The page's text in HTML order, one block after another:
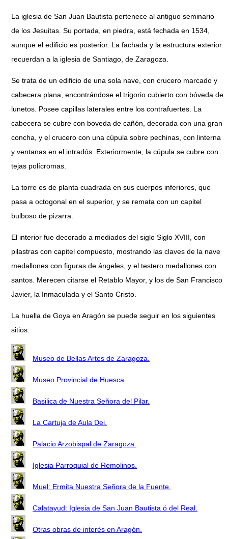
La iglesia de San Juan Bautista pertenece al antiguo seminario
de los Jesuitas. Su portada, en piedra, está fechada en 1534,
aunque el edificio es posterior. La fachada y la estructura exterior
recuerdan a la iglesia de Santiago, de Zaragoza.
Se trata de un edificio de una sola nave, con crucero marcado y
cabecera plana, encontrándose el trigorio cubierto con bóveda de
lunetos. Posee capillas laterales entre los contrafuertes. La
cabecera se cubre con boveda de cañón, decorada con una gran
concha, y el crucero con una cúpula sobre pechinas, con linterna
y ventanas en el intradós. Exteriormente, la cúpula se cubre con
tejas polícromas.
La torre es de planta cuadrada en sus cuerpos inferiores, que
pasa a octogonal en el superior, y se remata con un capitel
bulboso de pizarra.
El interior fue decorado a mediados del siglo Siglo XVIII, con
pilastras con capitel compuesto, mostrando las claves de la nave
medallones con figuras de ángeles, y el testero medallones con
santos. Merecen citarse el Retablo Mayor, y los de San Francisco
Javier, la Inmaculada y el Santo Cristo.
La huella de Goya en Aragón se puede seguir en los siguientes
sitios:
Museo de Bellas Artes de Zaragoza.
Museo Provincial de Huesca.
Basilica de Nuestra Señora del Pilar.
La Cartuja de Aula Dei.
Palacio Arzobispal de Zaragoza.
Iglesia Parroquial de Remolinos.
Muel: Ermita Nuestra Señora de la Fuente.
Calatayud: Iglesia de San Juan Bautista ó del Real.
Otras obras de interés en Aragón.